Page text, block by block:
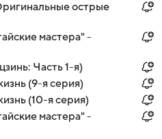
острые
мастера" -
Часть 1-я)
(9-я серия)
(10-я серия)
мастера" -